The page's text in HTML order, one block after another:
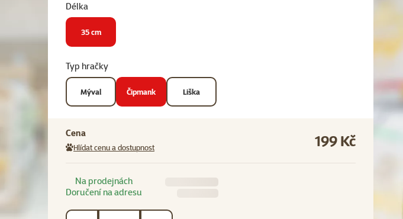
Délka
35 cm
Typ hračky
Mýval Čipmank Liška
Cena
Hlídat cenu a dostupnost 199 Kč
Na prodejnách
Doručení na adresu